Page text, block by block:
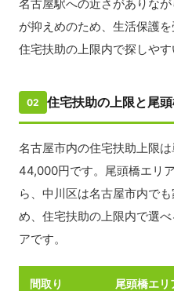
名古屋駅への近さがありな
が抑えめのため、生活保護
住宅扶助の上限内で探しやす
02 住宅扶助の上限と尾
名古屋市内の住宅扶助上限
44,000円です。尾頭橋エリ
ら、中川区は名古屋市内で
め、住宅扶助の上限内で選
アです。
間取り
尾頭橋エリ